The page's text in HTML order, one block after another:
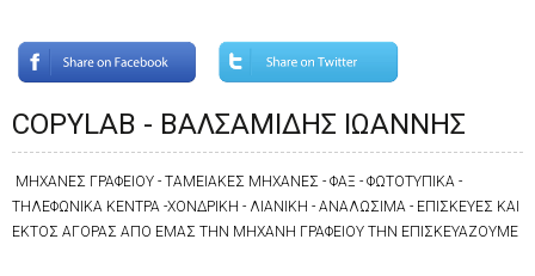
COPYLAB - ΒΑΛΣΑΜΙΔΗΣ ΙΩΑΝΝΗΣ
ΜΗΧΑΝΕΣ ΓΡΑΦΕΙΟΥ - ΤΑΜΕΙΑΚΕΣ ΜΗΧΑΝΕΣ - ΦΑΞ - ΦΩΤΟΤΥΠΙΚΑ -
ΤΗΛΕΦΩΝΙΚΑ ΚΕΝΤΡΑ -ΧΟΝΔΡΙΚΗ - ΛΙΑΝΙΚΗ - ΑΝΑΛΩΣΙΜΑ - ΕΠΙΣΚΕΥΕΣ ΚΑΙ
ΕΚΤΟΣ ΑΓΟΡΑΣ ΑΠΟ ΕΜΑΣ ΤΗΝ ΜΗΧΑΝΗ ΓΡΑΦΕΙΟΥ ΤΗΝ ΕΠΙΣΚΕΥΑΖΟΥΜΕ